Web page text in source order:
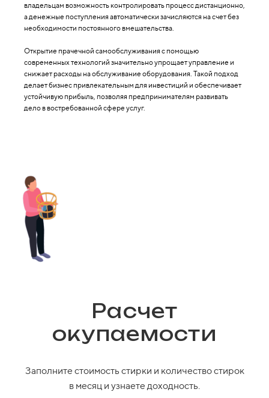
владельцам возможность контролировать процесс дистанционно,
а денежные поступления автоматически зачисляются на счет без
необходимости постоянного вмешательства.
Открытие прачечной самообслуживания с помощью
современных технологий значительно упрощает управление и
снижает расходы на обслуживание оборудования. Такой подход
делает бизнес привлекательным для инвестиций и обеспечивает
устойчивую прибыль, позволяя предпринимателям развивать
дело в востребованной сфере услуг.
Расчет
окупаемости
Заполните стоимость стирки и количество стирок
в месяц и узнаете доходность.